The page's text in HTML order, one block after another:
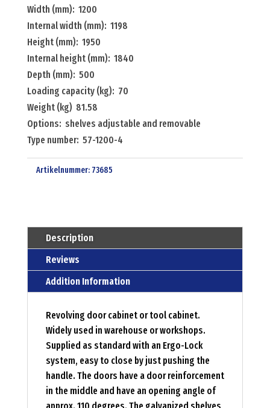
Width (mm): 1200
Internal width (mm): 1198
Height (mm): 1950
Internal height (mm): 1840
Depth (mm): 500
Loading capacity (kg): 70
Weight (kg) 81.58
Options: shelves adjustable and removable
Type number: 57-1200-4
Artikelnummer: 73685
Description
Reviews
Addition Information
Revolving door cabinet or tool cabinet.
Widely used in warehouse or workshops.
Supplied as standard with an Ergo-Lock
system, easy to close by just pushing the
handle. The doors have a door reinforcement
in the middle and have an opening angle of